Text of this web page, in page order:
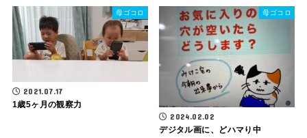
母ゴコロ
2021.07.17
1歳5ヶ月の観察力
母ゴコロ
2024.02.02
デジタル画に、どハマり中